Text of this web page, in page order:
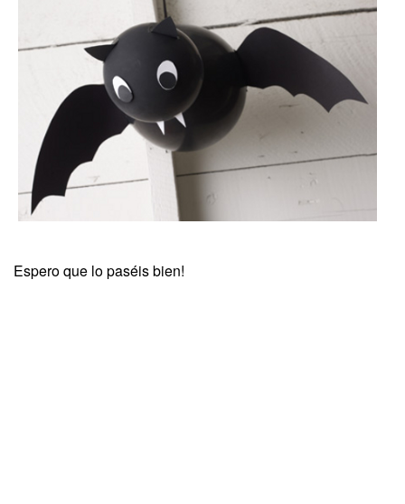
Espero que lo paséis bien!